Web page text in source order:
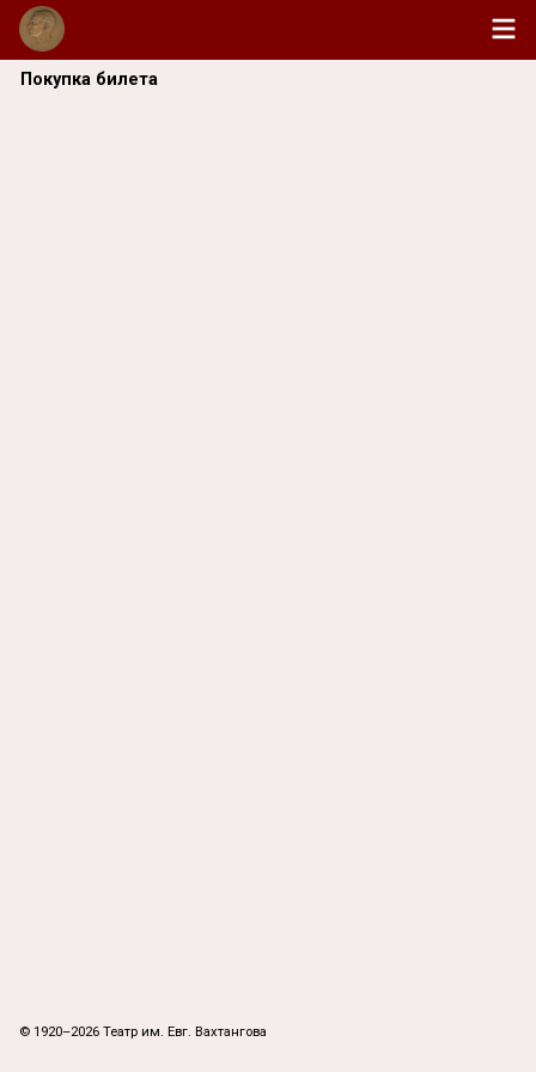
Покупка билета
© 1920–2026 Театр им. Евг. Вахтангова